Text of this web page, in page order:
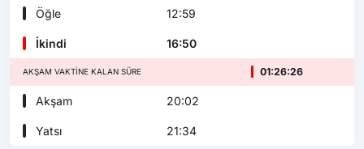
Öğle 12:59
İkindi 16:50
AKŞAM VAKTINE KALAN SÜRE 01:26:24
Akşam 20:02
Yatsı 21:34